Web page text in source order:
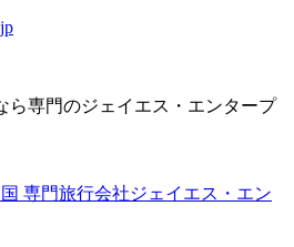
ら専門のジェイエス・エンタープ